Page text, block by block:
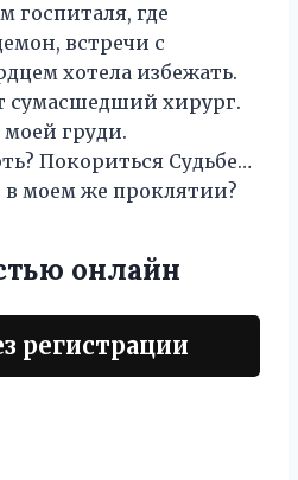
госпиталя, где
встречи с
хотела избежать.
сумасшедший хирург.
моей груди.
Покориться Судьбе…
моем же проклятии?
онлайн
регистрации